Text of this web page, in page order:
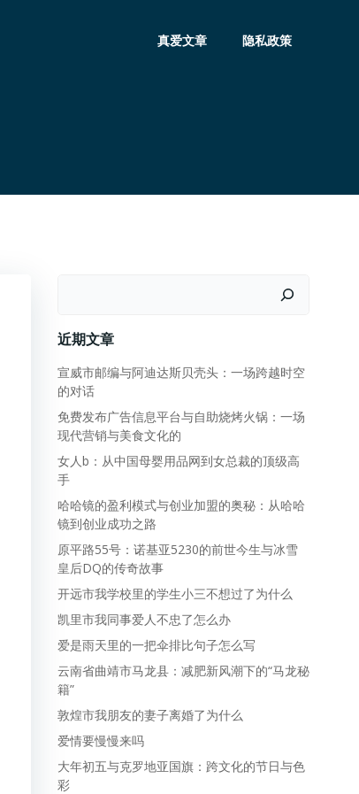
真爱文章 隐私政策
近期文章
宣威市邮编与阿迪达斯贝壳头：一场跨越时空
的对话
免费发布广告信息平台与自助烧烤火锅：一场
现代营销与美食文化的
女人b：从中国母婴用品网到女总裁的顶级高
手
哈哈镜的盈利模式与创业加盟的奥秘：从哈哈
镜到创业成功之路
原平路55号：诺基亚5230的前世今生与冰雪
皇后DQ的传奇故事
开远市我学校里的学生小三不想过了为什么
凯里市我同事爱人不忠了怎么办
爱是雨天里的一把伞排比句子怎么写
云南省曲靖市马龙县：减肥新风潮下的“马龙秘
籍”
敦煌市我朋友的妻子离婚了为什么
爱情要慢慢来吗
大年初五与克罗地亚国旗：跨文化的节日与色
彩